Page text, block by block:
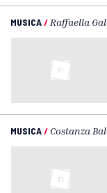
MUSICA/ Raffaella
MUSICA/ Costanza